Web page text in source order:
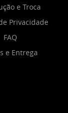
e Troca
Privacidade
FAQ
e Entrega